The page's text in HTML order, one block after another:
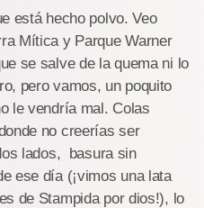
está hecho polvo. Veo
Mítica y Parque Warner
se salve de la quema ni lo
pero vamos, un poquito
le vendría mal. Colas
no creerías ser
lados, basura sin
ese día (¡vimos una lata
de Stampida por dios!), lo